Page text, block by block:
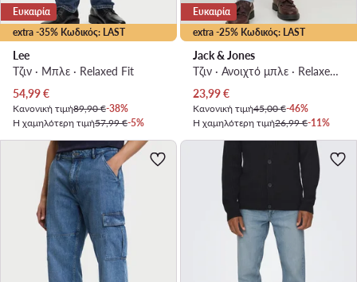
extra -35% Κωδικός: LAST
Ευκαιρία
Lee
Τζιν · Μπλε · Relaxed Fit
Τρέχουσα τιμή
54,99€
Κανονική τιμή89,90 €-38%
Η χαμηλότερη τιμή57,99 €-5%
extra -25% Κωδικός: LAST
Ευκαιρία
Jack & Jones
Τζιν · Ανοιχτό μπλε · Relaxed Fit
Τρέχουσα τιμή
23,99€
Κανονική τιμή45,00 €-46%
Η χαμηλότερη τιμή26,99 €-11%